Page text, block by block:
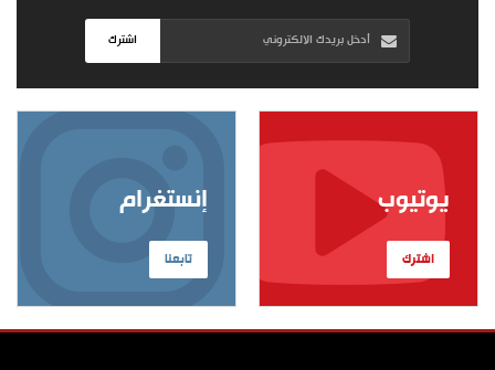
اشترك
إنستغرام
تابعنا
يوتيوب
اشترك